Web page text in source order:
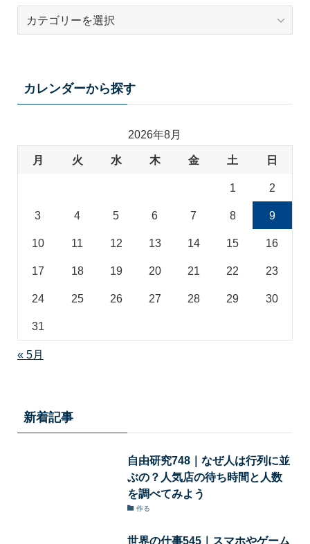
カレンダーから探す
2026年8月
月 火 水 木 金 土 日
1 2
3 4 5 6 7 8 9
10 11 12 13 14 15 16
17 18 19 20 21 22 23
24 25 26 27 28 29 30
31
« 5月
新着記事
自由研究748｜なぜ人は行列に並
ぶの？人気店の待ち時間と人数
を調べてみよう
作る
世界の仕事545｜スマホやゲーム